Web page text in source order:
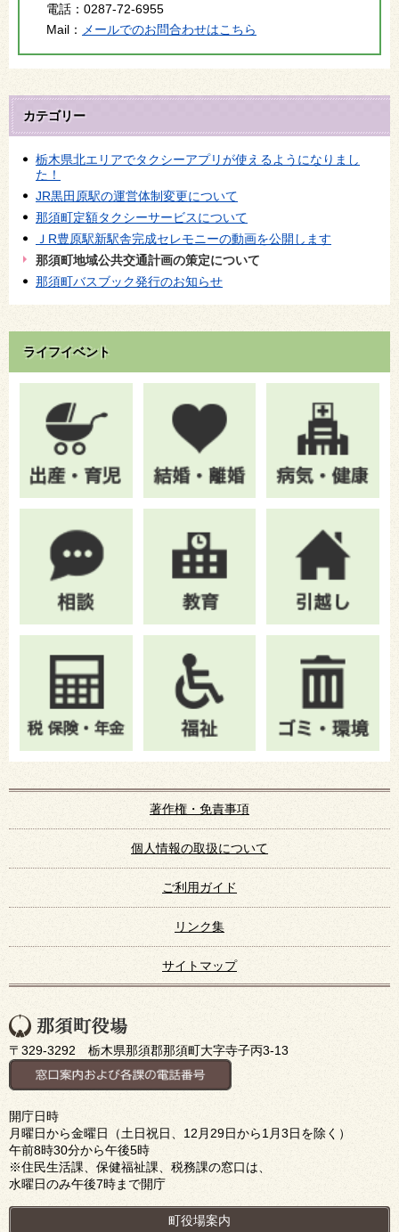
電話： 0287-72-6955
Mail：
メールでのお問合わせはこちら
カテゴリー
栃木県北エリアでタクシーアプリが使えるようになりまし
た！
JR黒田原駅の運営体制変更について
那須町定額タクシーサービスについて
ＪR豊原駅新駅舎完成セレモニーの動画を公開します
那須町地域公共交通計画の策定について
那須町バスブック発行のお知らせ
ライフイベント
著作権・免責事項
個人情報の取扱について
ご利用ガイド
リンク集
サイトマップ
〒329-3292 栃木県那須郡那須町大字寺子丙3-13
開庁日時
月曜日から金曜日（土日祝日、12月29日から1月3日を除く）
午前8時30分から午後5時
※住民生活課、保健福祉課、税務課の窓口は、
水曜日のみ午後7時まで開庁
町役場案内